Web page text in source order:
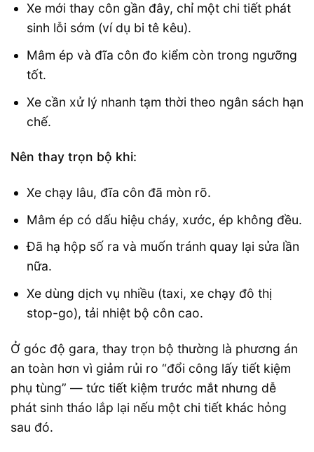
Xe mới thay côn gần đây, chỉ một chi tiết phát
sinh lỗi sớm (ví dụ bi tê kêu).
Mâm ép và đĩa côn đo kiểm còn trong ngưỡng
tốt.
Xe cần xử lý nhanh tạm thời theo ngân sách hạn
chế.
Nên thay trọn bộ khi:
Xe chạy lâu, đĩa côn đã mòn rõ.
Mâm ép có dấu hiệu cháy, xước, ép không đều.
Đã hạ hộp số ra và muốn tránh quay lại sửa lần
nữa.
Xe dùng dịch vụ nhiều (taxi, xe chạy đô thị
stop-go), tải nhiệt bộ côn cao.
Ở góc độ gara, thay trọn bộ thường là phương án
an toàn hơn vì giảm rủi ro “đổi công lấy tiết kiệm
phụ tùng” — tức tiết kiệm trước mắt nhưng dễ
phát sinh tháo lắp lại nếu một chi tiết khác hỏng
sau đó.